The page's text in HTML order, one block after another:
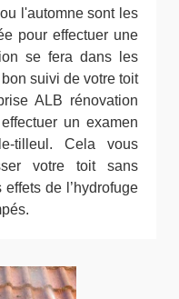
l'automne sont les
pour effectuer une
se fera dans les
suivi de votre toit
ALB rénovation
un examen
tilleul. Cela vous
votre toit sans
de l’hydrofuge